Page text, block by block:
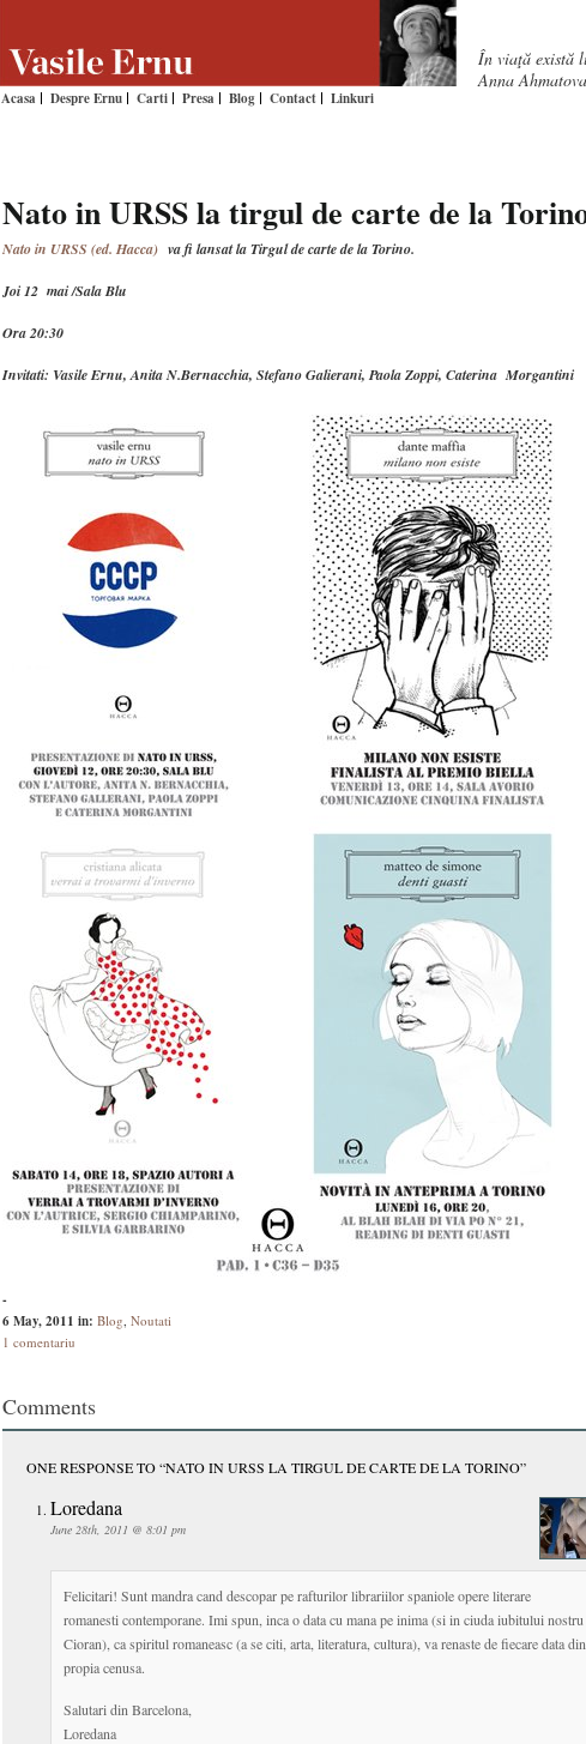
Acasa Despre Ernu Carti Presa Blog Contact Linkuri
În viaţă există
Anna Ahmatova
Nato in URSS la tirgul de carte de la
Nato in URSS (ed. Hacca) va fi lansat la Tirgul de carte de la Torino.
Joi 12 mai /Sala Blu
Ora 20:30
Invitati: Vasile Ernu, Anita N.Bernacchia, Stefano Galierani, Paola Zoppi, Caterina Morgantini
-
6 May, 2011 in: Blog, Noutati
1 comentariu
Comments
ONE RESPONSE TO “NATO IN URSS LA TIRGUL DE CARTE DE LA TORINO”
Loredana
June 28th, 2011 @ 8:01 pm
Felicitari! Sunt mandra cand descopar pe rafturilor librariilor spaniole opere literare
romanesti contemporane. Imi spun, inca o data cu mana pe inima (si in ciuda iubitului nostru
Cioran), ca spiritul romaneasc (a se citi, arta, literatura, cultura), va renaste de fiecare data din
propia cenusa.
Salutari din Barcelona,
Loredana